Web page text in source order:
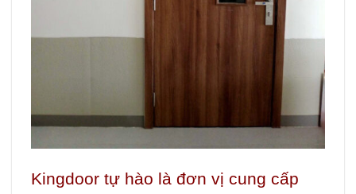
Kingdoor tự hào là đơn vị cung cấp